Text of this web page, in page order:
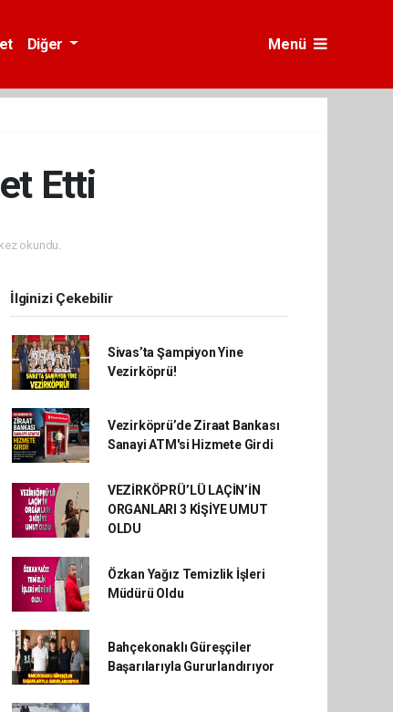
Diğer Menü
Etti
okundu.
İlginizi Çekebilir
Sivas’ta Şampiyon Yine
Vezirköprü!
Vezirköprü’de Ziraat Bankası
Sanayi ATM'si Hizmete Girdi
VEZİRKÖPRÜ’LÜ LAÇİN’İN
ORGANLARI 3 KİŞİYE UMUT
OLDU
Özkan Yağız Temizlik İşleri
Müdürü Oldu
Bahçekonaklı Güreşçiler
Başarılarıyla Gururlandırıyor